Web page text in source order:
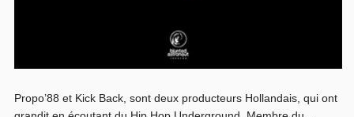
Propo’88 et Kick Back, sont deux producteurs Hollandais, qui ont